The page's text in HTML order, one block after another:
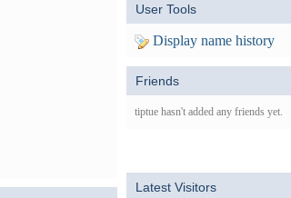
User Tools
Display name history
Friends
tiptue hasn't added any friends yet.
Latest Visitors